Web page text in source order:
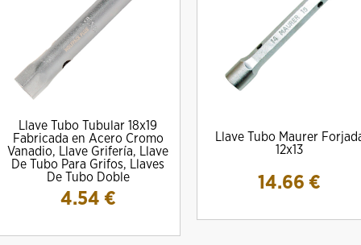
Amig MOD. 10000E Para
escudos Ezcurra
20.08 €
Cilindro Amig Mod. 10000S Simple
Llave Tubo Tubular 18x19
Fabricada en Acero Cromo
Vanadio, Llave Grifería, Llave
De Tubo Para Grifos, Llaves
De Tubo Doble
4.54 €
Llave Tubo Maurer
12x13
14.66 €